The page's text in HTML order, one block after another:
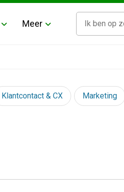
Meer
Klantcontact & CX Marketing